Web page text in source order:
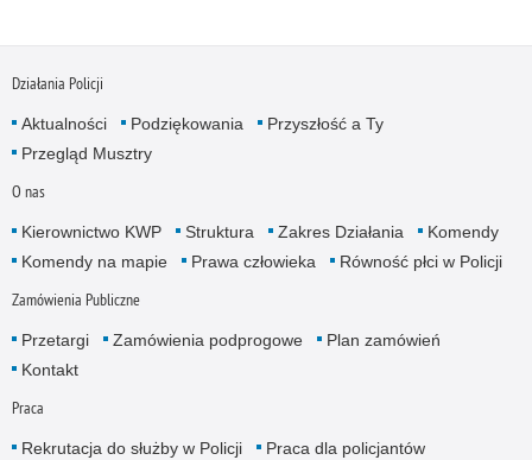
Działania Policji
Aktualności Podziękowania
Przyszłość a Ty
Przegląd Musztry
O nas
Kierownictwo KWP Struktura Zakres Działania
Komendy
Komendy na mapie
Prawa człowieka Równość płci w Policji
Zamówienia Publiczne
Przetargi Zamówienia podprogowe
Plan zamówień
Kontakt
Praca
Rekrutacja do służby w Policji
Praca dla policjantów